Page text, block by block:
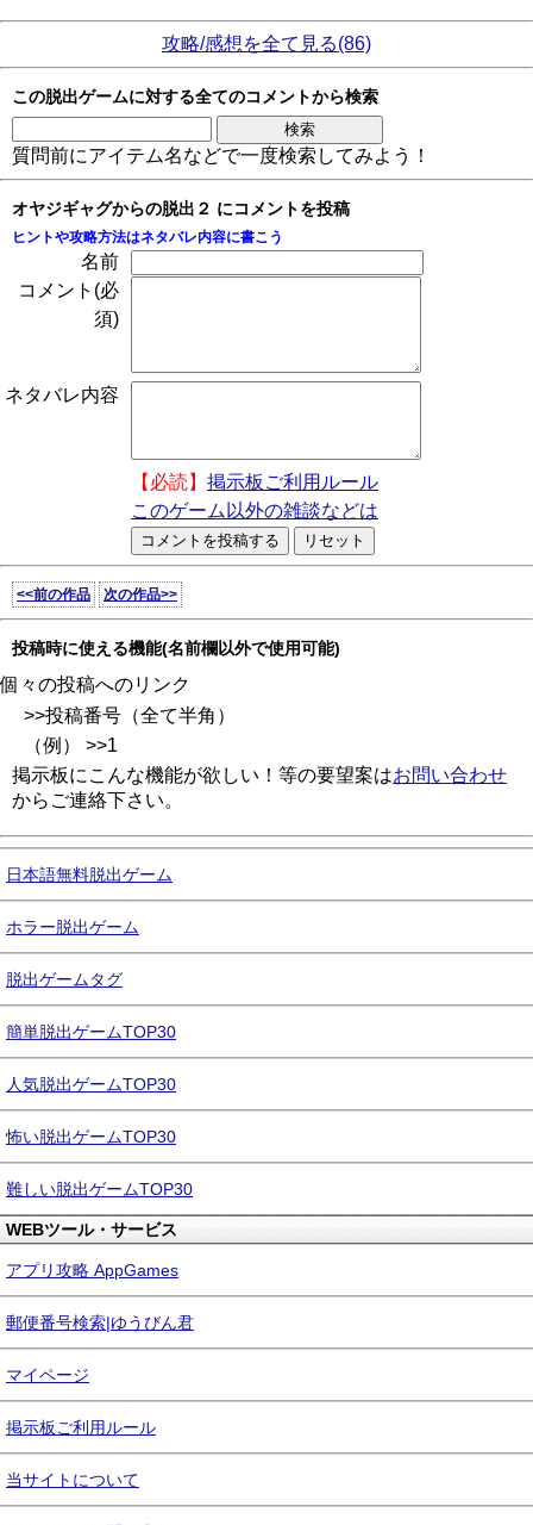
攻略/感想を全て見る(86)
この脱出ゲームに対する全てのコメントから検索
質問前にアイテム名などで一度検索してみよう！
オヤジギャグからの脱出２ にコメントを投稿
ヒントや攻略方法はネタバレ内容に書こう
名前
コメント(必
須)
ネタバレ内容
【必読】 掲示板ご利用ルール
このゲーム以外の雑談などは
<<前の作品 次の作品>>
投稿時に使える機能(名前欄以外で使用可能)
個々の投稿へのリンク
>>投稿番号（全て半角）
（例） >>1
掲示板にこんな機能が欲しい！等の要望案はお問い合わせ
からご連絡下さい。
日本語無料脱出ゲーム
ホラー脱出ゲーム
脱出ゲームタグ
簡単脱出ゲームTOP30
人気脱出ゲームTOP30
怖い脱出ゲームTOP30
難しい脱出ゲームTOP30
WEBツール・サービス
アプリ攻略 AppGames
郵便番号検索|ゆうびん君
マイページ
掲示板ご利用ルール
当サイトについて